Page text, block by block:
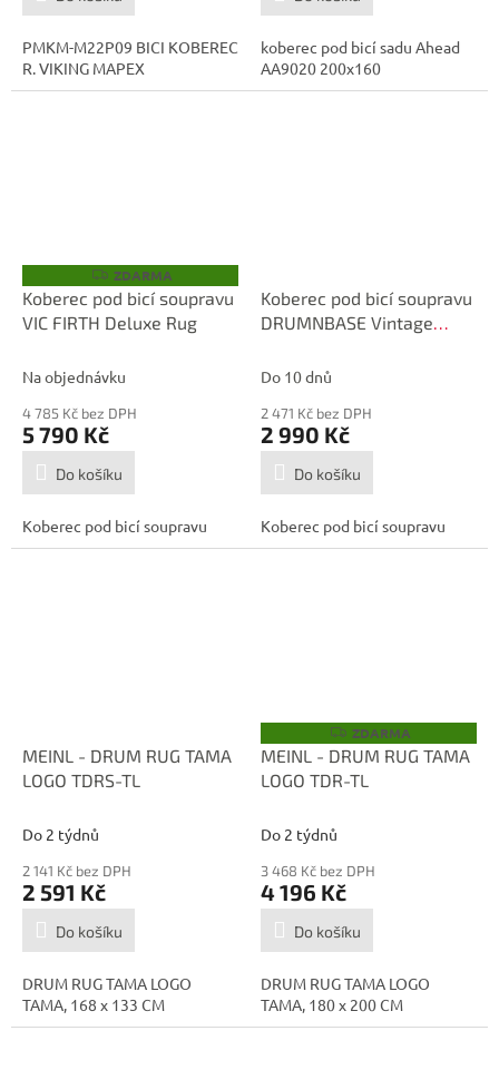
PMKM-M22P09 BICI KOBEREC
R. VIKING MAPEX
koberec pod bicí sadu Ahead
AA9020 200x160
Z
D
A
R
ZDARMA
Koberec pod bicí soupravu
VIC FIRTH Deluxe Rug
Na objednávku
4 785 Kč bez DPH
5 790 Kč
Do košíku
Koberec pod bicí soupravu
Koberec pod bicí soupravu
DRUMNBASE Vintage
Bonzo
Do 10 dnů
2 471 Kč bez DPH
2 990 Kč
Do košíku
Koberec pod bicí soupravu
MEINL - DRUM RUG TAMA
LOGO TDRS-TL
Do 2 týdnů
2 141 Kč bez DPH
2 591 Kč
Do košíku
DRUM RUG TAMA LOGO
TAMA, 168 x 133 CM
Z
D
A
R
ZDARMA
MEINL - DRUM RUG TAMA
LOGO TDR-TL
Do 2 týdnů
3 468 Kč bez DPH
4 196 Kč
Do košíku
DRUM RUG TAMA LOGO
TAMA, 180 x 200 CM